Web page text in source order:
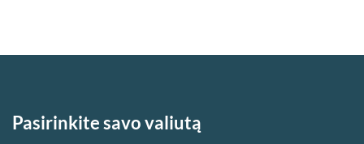
Pasirinkite savo valiutą